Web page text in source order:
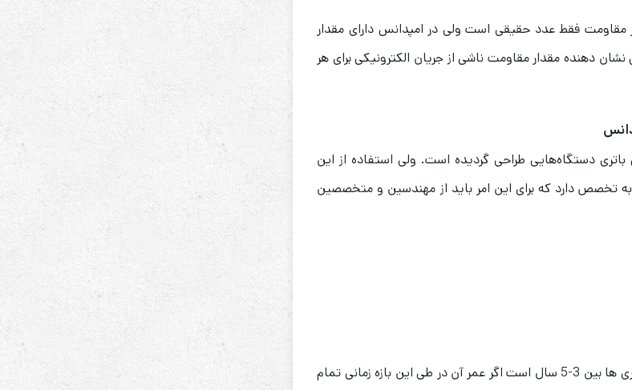
مقاومت فقط عدد حقیقی است ولی در امپدانس دارای مقدار
دهنده مقدار مقاومت ناشی از جریان الکترونیکی برای هر
دستگاه‌هایی طراحی گردیده است. ولی استفاده از این
به تخصص دارد که برای این امر باید از مهندسین و متخصصین
هسته اصلی هر یو پی اس را باتری آن تشکیل می‌دهد. معمولا عمر مفید باتری ها بین 3-5 سال است اگر عمر آن در طی این بازه زمانی تمام